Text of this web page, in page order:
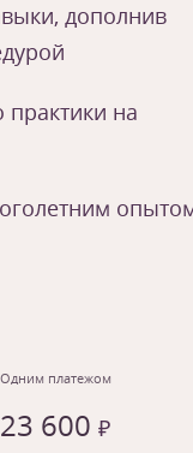
дополнив
на
Одним платежом
23 600 ₽